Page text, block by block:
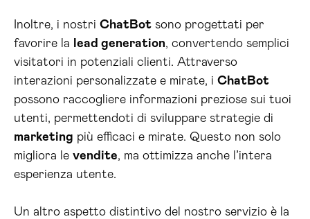
Inoltre, i nostri ChatBot sono progettati per
favorire la
lead generation, convertendo semplici
visitatori in potenziali clienti. Attraverso
interazioni personalizzate e mirate, i ChatBot
possono raccogliere informazioni preziose sui tuoi
utenti, permettendoti di sviluppare strategie di
marketing più efficaci e mirate. Questo non solo
migliora le vendite, ma ottimizza anche l’intera
esperienza utente.
Un altro aspetto distintivo del nostro servizio è la